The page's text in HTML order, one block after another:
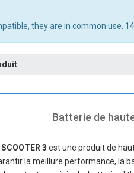
they are in common use.
Batterie de
3 est une produit de
la meillure performance, la